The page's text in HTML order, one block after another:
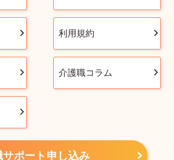
利用規約
介護職コラム
サポート申し込み